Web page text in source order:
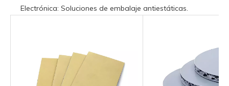
Electrónica: Soluciones de embalaje antiestáticas.